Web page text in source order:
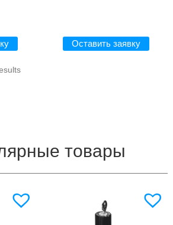
Оставить заявку
товары